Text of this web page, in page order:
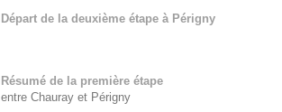
Départ de la deuxième étape à Périgny
Résumé de la première étape
entre Chauray et Périgny